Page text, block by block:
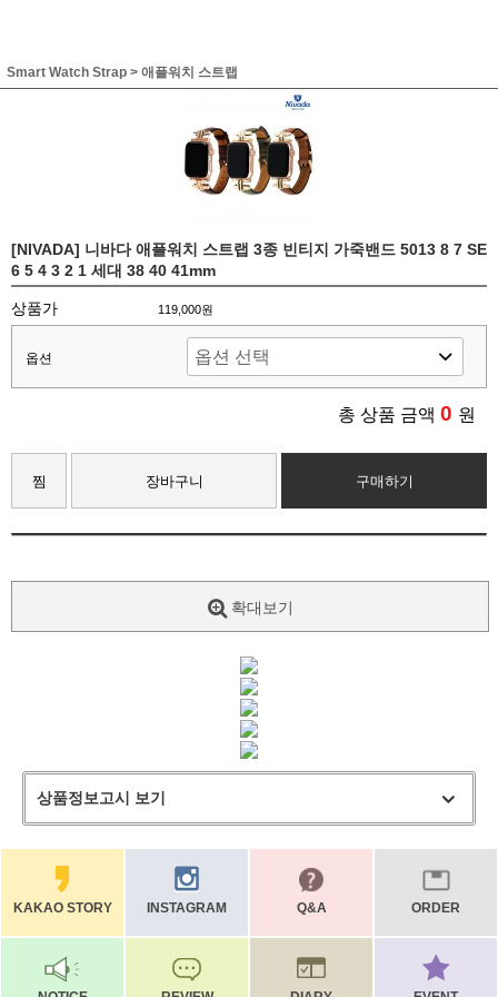
Smart Watch Strap > 애플워치 스트랩
[NIVADA] 니바다 애플워치 스트랩 3종 빈티지 가죽밴드 5013 8 7 SE
6 5 4 3 2 1 세대 38 40 41mm
상품가 119,000원
옵션
총 상품 금액 0 원
찜 장바구니 구매하기
확대보기
상품정보고시 보기
KAKAO STORY INSTAGRAM Q&A ORDER